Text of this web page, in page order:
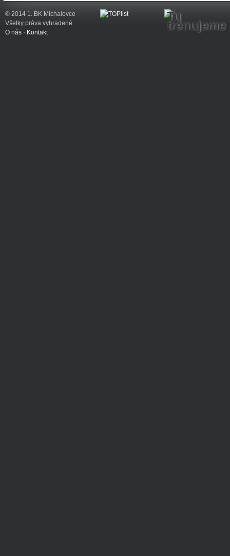
© 2014 1. BK Michalovce
Všetky práva vyhradené
O nás ⋅ Kontakt
Tu
trénujeme